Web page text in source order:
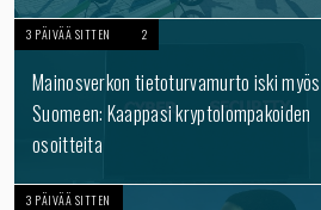
3 PÄIVÄÄ SITTEN 2
Mainosverkon tietoturvamurto iski myös
Suomeen: Kaappasi kryptolompakoiden
osoitteita
3 PÄIVÄÄ SITTEN